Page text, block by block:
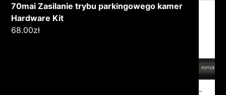
70mai Zasilanie trybu parkingowego kamer
Hardware Kit
68.00zł